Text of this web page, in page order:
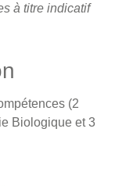
à titre indicatif
(2
Biologique et 3